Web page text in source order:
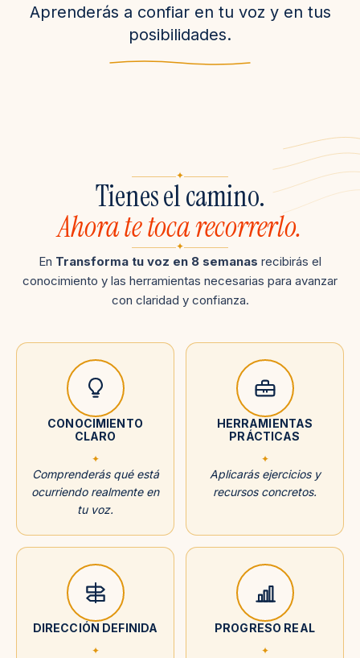
Aprenderás a confiar en tu voz y en tus
posibilidades.
✦
Tienes el camino.
Ahora te toca recorrerlo.
✦
En Transforma tu voz en 8 semanas recibirás el
conocimiento y las herramientas necesarias para avanzar
con claridad y confianza.
CONOCIMIENTO
CLARO
✦
Comprenderás qué está
ocurriendo realmente en
tu voz.
HERRAMIENTAS
PRÁCTICAS
✦
Aplicarás ejercicios y
recursos concretos.
DIRECCIÓN DEFINIDA
✦
PROGRESO REAL
✦